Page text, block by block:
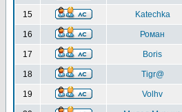
15 Katechka
16 Роман
17 Boris
18 Tigr@
19 Volhv